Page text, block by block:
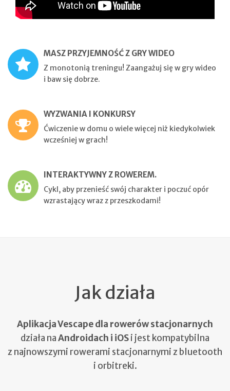
MASZ PRZYJEMNOŚĆ Z GRY WIDEO
Z monotonią treningu! Zaangażuj się w gry wideo
i baw się dobrze.
WYZWANIA I KONKURSY
Ćwiczenie w domu o wiele więcej niż kiedykolwiek
wcześniej w grach!
INTERAKTYWNY Z ROWEREM.
Cykl, aby przenieść swój charakter i poczuć opór
wzrastający wraz z przeszkodami!
Jak działa
Aplikacja Vescape dla rowerów stacjonarnych
działa naAndroidach i iOSi jest kompatybilna
z najnowszymi rowerami stacjonarnymi z bluetooth
i orbitreki.